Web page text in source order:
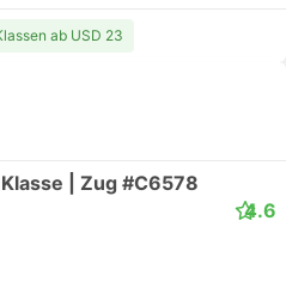
ab USD 23
| Zug #C6578
4.6